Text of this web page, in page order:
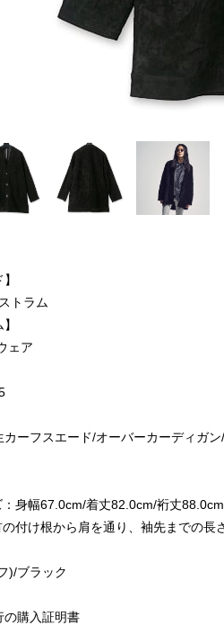
トラム
ェア
カーフスエード/オーバーカーディガン
：身幅67.0cm/着丈82.0cm/裄丈88.0cm
付け根から肩を通り、袖先までの長
)/ブラック
の購入証明書